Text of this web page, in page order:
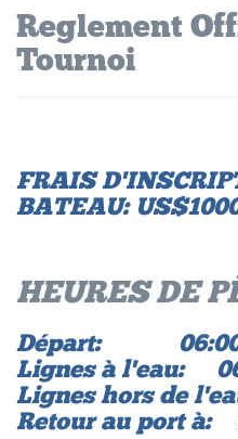
Reglement
Tournoi
FRAIS
BATEAU:
HEURES DE
Départ:
Lignes à l'eau:
Lignes hors de
Retour au port à: